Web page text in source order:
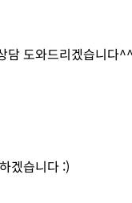
담 도와드리겠습니다^^
겠습니다 :)